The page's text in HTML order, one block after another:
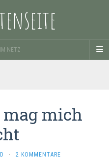
NETZ
mich
· 2 KOMMENTARE